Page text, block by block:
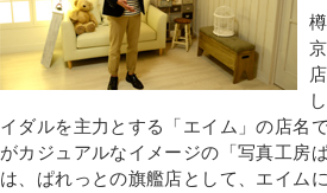
イダルを主力とする「エイム」の店名
がカジュアルなイメージの「写真工房
は、ぱれっとの旗艦店として、エイム